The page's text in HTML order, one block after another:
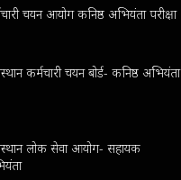
चयन आयोग कनिष्ठ अभियंता परीक्षा
कर्मचारी चयन बोर्ड- कनिष्ठ अभियंता
लोक सेवा आयोग- सहायक